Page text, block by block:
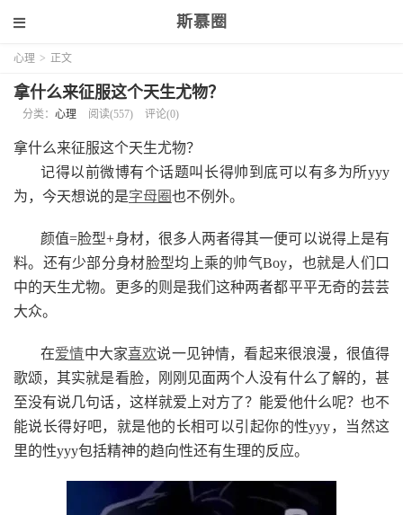
斯慕圈
心理 > 正文
拿什么来征服这个天生尤物？
分类： 心理 阅读(557) 评论(0)
拿什么来征服这个天生尤物？
记得以前微博有个话题叫长得帅到底可以有多为所yyy
为，今天想说的是字母圈也不例外。
颜值=脸型+身材，很多人两者得其一便可以说得上是有
料。还有少部分身材脸型均上乘的帅气Boy，也就是人们口
中的天生尤物。更多的则是我们这种两者都平平无奇的芸芸
大众。
在爱情中大家喜欢说一见钟情，看起来很浪漫，很值得
歌颂，其实就是看脸，刚刚见面两个人没有什么了解的，甚
至没有说几句话，这样就爱上对方了？能爱他什么呢？也不
能说长得好吧，就是他的长相可以引起你的性yyy，当然这
里的性yyy包括精神的趋向性还有生理的反应。